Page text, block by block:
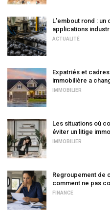
L’embout rond :
applications
ACTUALITÉ
Expatriés et
immobilière a
IMMOBILIER
Les situations où
éviter un litige
IMMOBILIER
Regroupement de
comment ne pas
FINANCE